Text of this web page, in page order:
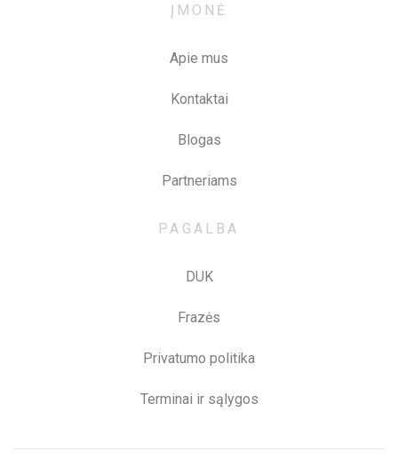
ĮMONĖ
Apie mus
Kontaktai
Blogas
Partneriams
PAGALBA
DUK
Frazės
Privatumo politika
Terminai ir sąlygos